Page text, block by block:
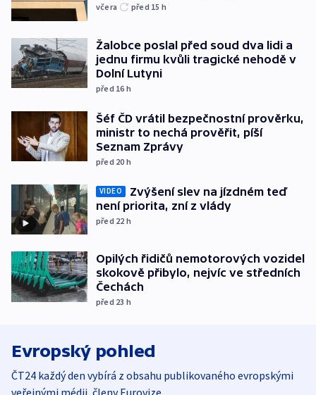
včera před 15 h
Žalobce poslal před soud dva lidi a
jednu firmu kvůli tragické nehodě v
Dolní Lutyni
před 16 h
Šéf ČD vrátil bezpečnostní prověrku,
ministr to nechá prověřit, píší
Seznam Zprávy
před 20 h
VIDEO
Zvýšení slev na jízdném teď
není priorita, zní z vlády
před 22 h
Opilých řidičů nemotorových vozidel
skokově přibylo, nejvíc ve středních
Čechách
před 23 h
Evropský pohled
ČT24 každý den vybírá z obsahu publikovaného evropskými